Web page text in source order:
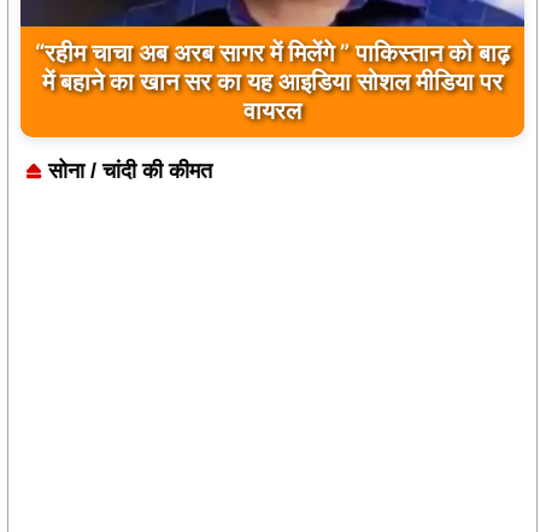
“रहीम चाचा अब अरब सागर में मिलेंगे ” पाकिस्तान को बाढ़
में बहाने का खान सर का यह आइडिया सोशल मीडिया पर
वायरल
सोना / चांदी की कीमत